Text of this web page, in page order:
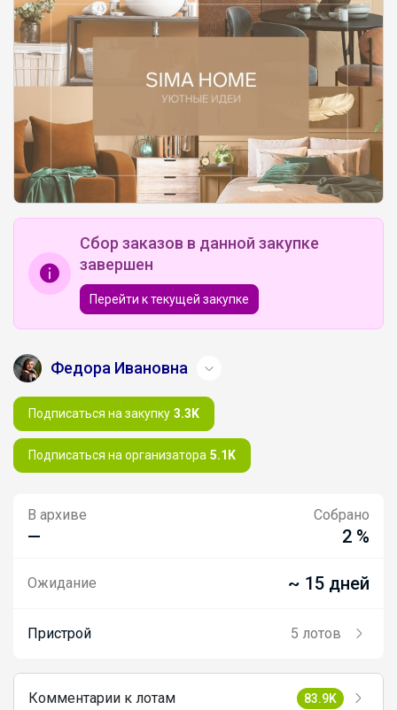
Сбор заказов в данной закупке
завершен
Перейти к текущей закупке
Федора Ивановна
Подписаться на закупку 3.3K
Подписаться на организатора 5.1K
В архиве
—
Собрано
2 %
Ожидание ~ 15 дней
Пристрой 5 лотов
Комментарии к лотам 83.9K